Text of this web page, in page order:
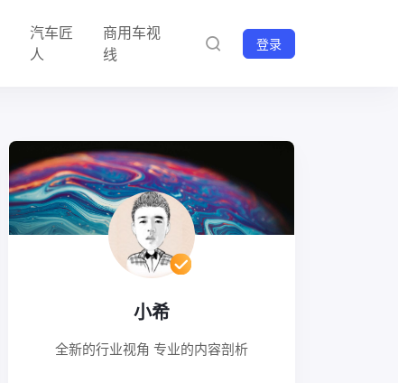
汽车匠
人
商用车视
线
登录
小希
全新的行业视角 专业的内容剖析